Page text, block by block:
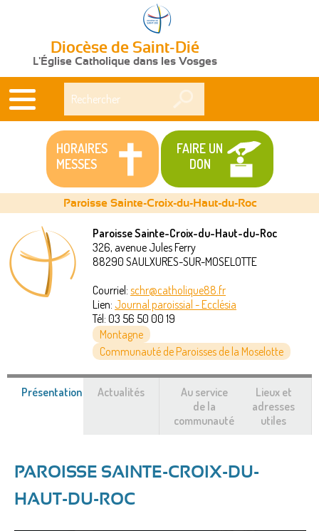
Diocèse de Saint-Dié
L'Église Catholique dans les Vosges
HORAIRES
MESSES
FAIRE UN
DON
Vous
êtes
Paroisse Sainte-Croix-du-Haut-du-Roc
Paroisse Sainte-Croix-du-Haut-du-Roc
326, avenue Jules Ferry
88290 SAULXURES-SUR-MOSELOTTE
Courriel: schr@catholique88.fr
Lien: Journal paroissial - Ecclésia
Tél: 03 56 50 00 19
Montagne
Communauté de Paroisses de la Moselotte
Présentation (onglet
Actualités
Au service
de la
communauté
Lieux et
adresses
utiles
PAROISSE SAINTE-CROIX-DU-
HAUT-DU-ROC